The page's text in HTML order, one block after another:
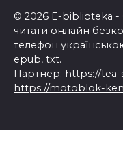
© 2026 E-biblioteka -
читати онлайн
телефон
epub, txt.
Партнер: https://tea-
https://motoblok-